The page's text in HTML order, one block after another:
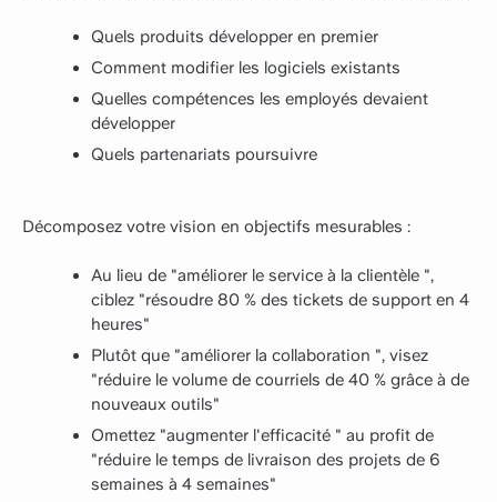
Quels produits développer en premier
Comment modifier les logiciels existants
Quelles compétences les employés devaient
développer
Quels partenariats poursuivre
Décomposez votre vision en objectifs mesurables :
Au lieu de "améliorer le service à la clientèle ",
ciblez "résoudre 80 % des tickets de support en 4
heures"
Plutôt que "améliorer la collaboration ", visez
"réduire le volume de courriels de 40 % grâce à de
nouveaux outils"
Omettez "augmenter l'efficacité " au profit de
"réduire le temps de livraison des projets de 6
semaines à 4 semaines"